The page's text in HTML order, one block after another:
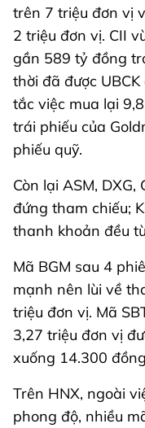
trên 7 triệu đơn vị
2 triệu đơn vị. CII
gần 589 tỷ đồng
thời đã được
tắc việc mua lại
trái phiếu của
phiếu quỹ.
Còn lại ASM,
đứng tham chiếu;
thanh khoản đều
Mã BGM sau 4
mạnh nên lùi về
triệu đơn vị. Mã
3,27 triệu đơn vị
xuống 14.300
Trên HNX, ngoài
phong độ, nhiều